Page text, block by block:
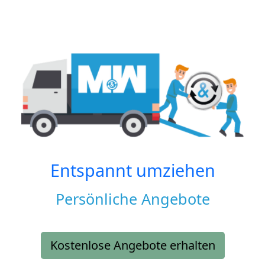
Entspannt umziehen
Persönliche Angebote
Kostenlose Angebote erhalten